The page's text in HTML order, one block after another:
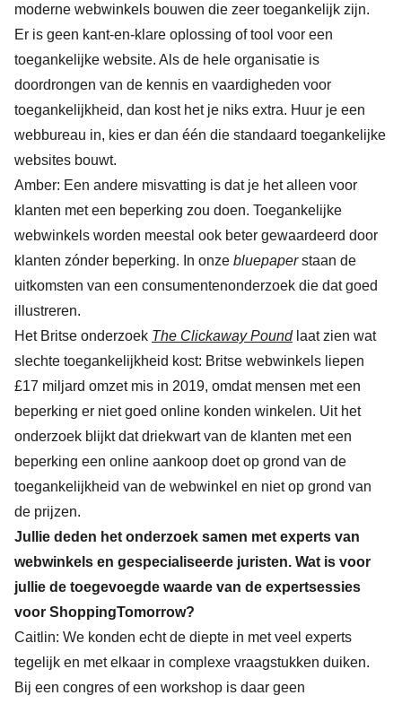
moderne webwinkels bouwen die zeer toegankelijk zijn.
Er is geen kant-en-klare oplossing of tool voor een
toegankelijke website. Als de hele organisatie is
doordrongen van de kennis en vaardigheden voor
toegankelijkheid, dan kost het je niks extra. Huur je een
webbureau in, kies er dan één die standaard toegankelijke
websites bouwt.
Amber: Een andere misvatting is dat je het alleen voor
klanten met een beperking zou doen. Toegankelijke
webwinkels worden meestal ook beter gewaardeerd door
klanten zónder beperking. In onze bluepaperstaan de
uitkomsten van een consumentenonderzoek die dat goed
illustreren.
Het Britse onderzoek The Clickaway Poundlaat zien wat
slechte toegankelijkheid kost: Britse webwinkels liepen
£17 miljard omzet mis in 2019, omdat mensen met een
beperking er niet goed online konden winkelen. Uit het
onderzoek blijkt dat driekwart van de klanten met een
beperking een online aankoop doet op grond van de
toegankelijkheid van de webwinkel en niet op grond van
de prijzen.
Jullie deden het onderzoek samen met experts van
webwinkels en gespecialiseerde juristen. Wat is voor
jullie de toegevoegde waarde van de expertsessies
voor ShoppingTomorrow?
Caitlin: We konden echt de diepte in met veel experts
tegelijk en met elkaar in complexe vraagstukken duiken.
Bij een congres of een workshop is daar geen